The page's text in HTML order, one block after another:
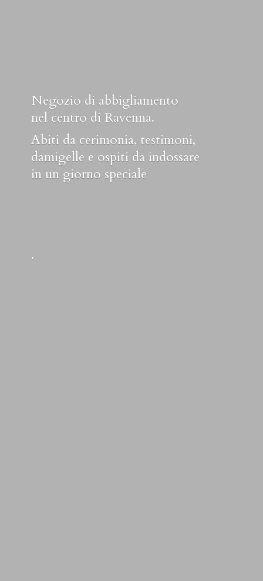
Negozio di abbigliamento
nel centro di Ravenna.
Abiti da cerimonia, testimoni,
damigelle e ospiti da indossare
in un giorno speciale
.